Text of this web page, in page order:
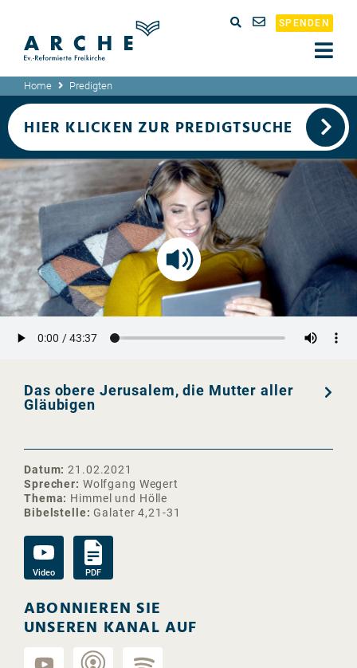
SPENDEN
Home Predigten
Das obere Jerusalem, die Mutter aller
Gläubigen
Datum 21.02.2021
Sprecher
Wolfgang Wegert
Thema
Himmel und Hölle
Bibelstelle Galater 4,21-31
Video PDF
ABONNIEREN SIE
UNSEREN KANAL AUF
HIER KLICKEN ZUR PREDIGTSUCHE